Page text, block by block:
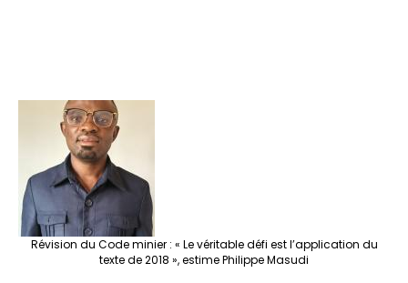
Révision du Code minier : « Le véritable défi est l’application du
texte de 2018 », estime Philippe Masudi